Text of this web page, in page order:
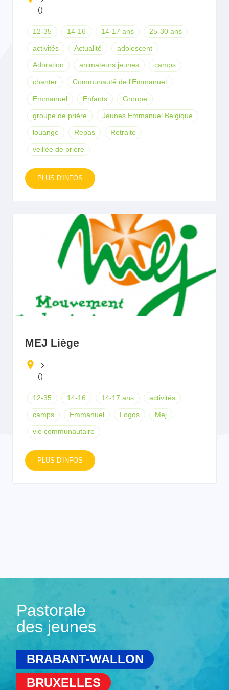
()
12-35 14-16 14-17 ans 25-30 ans
activités Actualité adolescent
Adoration animateurs jeunes camps
chanter Communauté de l'Emmanuel
Emmanuel Enfants Groupe
groupe de prière Jeunes Emmanuel Belgique
louange Repas Retraite
veillée de prière
PLUS D'INFOS
MEJ Liège
keyboard_arrow_right
()
12-35 14-16 14-17 ans activités
camps Emmanuel Logos Mej
vie communautaire
PLUS D'INFOS
Pastorale
des jeunes
BRABANT-WALLON
BRUXELLES